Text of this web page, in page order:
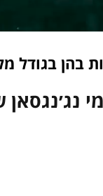
בהן בגודל